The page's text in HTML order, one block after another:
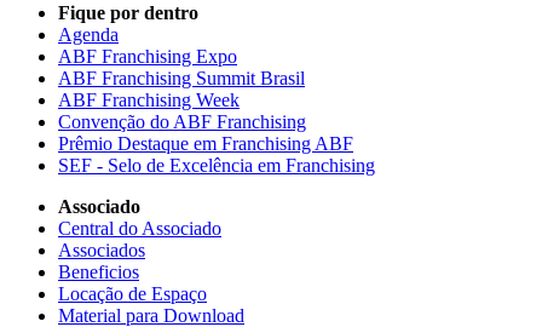
Fique por dentro
Agenda
ABF Franchising Expo
ABF Franchising Summit Brasil
ABF Franchising Week
Convenção do ABF Franchising
Prêmio Destaque em Franchising ABF
SEF - Selo de Excelência em Franchising
Associado
Central do Associado
Associados
Beneficios
Locação de Espaço
Material para Download